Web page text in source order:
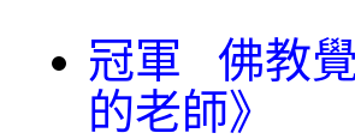
冠軍 佛教
的老師》